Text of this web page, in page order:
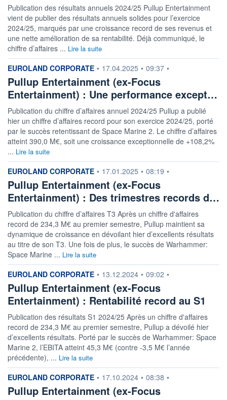
Publication des résultats annuels 2024/25 Pullup Entertainment
vient de publier des résultats annuels solides pour l’exercice
2024/25, marqués par une croissance record de ses revenus et
une nette amélioration de sa rentabilité. Déjà communiqué, le
chiffre d’affaires ... Lire la suite
information fournie par
EUROLAND CORPORATE • 17.04.2025 • 09:37 •
Pullup Entertainment (ex-Focus
Entertainment) : Une performance except…
Publication du chiffre d’affaires annuel 2024/25 Pullup a publié
hier un chiffre d’affaires record pour son exercice 2024/25, porté
par le succès retentissant de Space Marine 2. Le chiffre d’affaires
atteint 390,0 M€, soit une croissance exceptionnelle de +108,2%
... Lire la suite
information fournie par
EUROLAND CORPORATE • 17.01.2025 • 08:19 •
Pullup Entertainment (ex-Focus
Entertainment) : Des trimestres records d…
Publication du chiffre d’affaires T3 Après un chiffre d'affaires
record de 234,3 M€ au premier semestre, Pullup maintient sa
dynamique de croissance en dévoilant hier d’excellents résultats
au titre de son T3. Une fois de plus, le succès de Warhammer:
Space Marine ... Lire la suite
information fournie par
EUROLAND CORPORATE • 13.12.2024 • 09:02 •
Pullup Entertainment (ex-Focus
Entertainment) : Rentabilité record au S1
Publication des résultats S1 2024/25 Après un chiffre d'affaires
record de 234,3 M€ au premier semestre, Pullup a dévoilé hier
d’excellents résultats. Porté par le succès de Warhammer: Space
Marine 2, l’EBITA atteint 45,3 M€ (contre -3,5 M€ l’année
précédente), ... Lire la suite
information fournie par
EUROLAND CORPORATE • 17.10.2024 • 08:38 •
Pullup Entertainment (ex-Focus